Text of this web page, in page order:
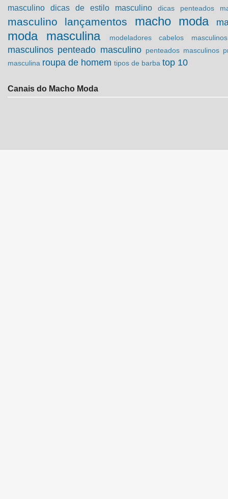
masculino
dicas de estilo masculino dicas penteados
masculino lançamentos macho moda
moda masculina modeladores cabelos masculinos
masculinos penteado masculino penteados masculinos
masculina roupa de homem tipos de barba top 10
Canais do Macho Moda